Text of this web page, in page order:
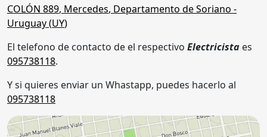
COLÓN 889, Mercedes, Departamento de Soriano -
Uruguay (UY)
El telefono de contacto de el respectivo Electricista es
095738118.
Y si quieres enviar un Whastapp, puedes hacerlo al
095738118